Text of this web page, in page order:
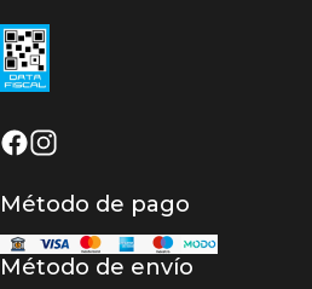
Método de pago
Método de envío